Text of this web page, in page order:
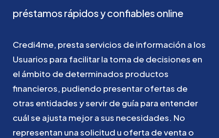
préstamos rápidosyconfiables online
Credi4me, prestaservicios de información a los
Usuarios para facilitarla toma de decisiones en
el ámbito de determinados productos
financieros, pudiendo presentarofertas de
otras entidadesyservirde guía para entender
cuálse ajusta mejorasus necesidades. No
representan unasolicitud u oferta deventa o